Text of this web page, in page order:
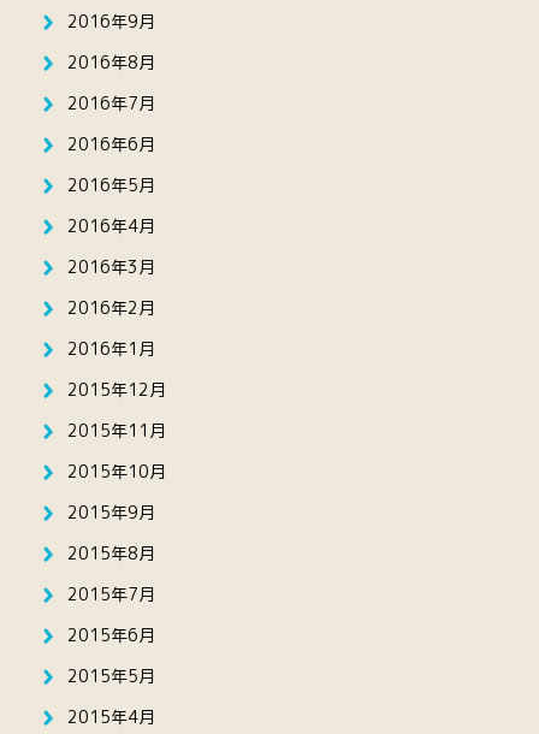
2016年9月
2016年8月
2016年7月
2016年6月
2016年5月
2016年4月
2016年3月
2016年2月
2016年1月
2015年12月
2015年11月
2015年10月
2015年9月
2015年8月
2015年7月
2015年6月
2015年5月
2015年4月